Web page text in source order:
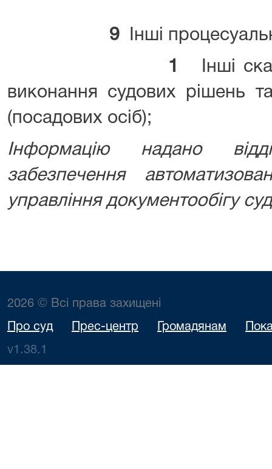
9
Інші
1
Інші
виконання судових рішень
(посадових осіб);
Інформацію надано
забезпечення
управління документообігу
2026 © Всі права захищені
Про суд Прес-центр Громадянам
v1.38.1